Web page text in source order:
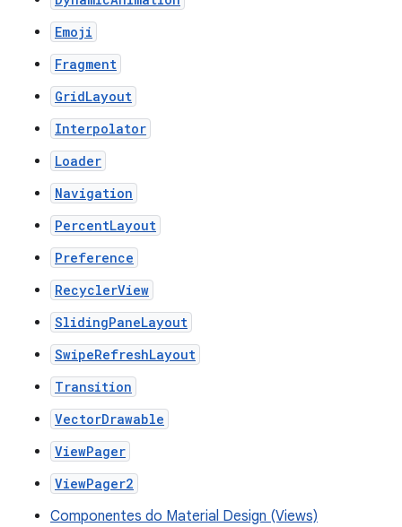
Emoji
Fragment
GridLayout
Interpolator
Loader
Navigation
PercentLayout
Preference
RecyclerView
SlidingPaneLayout
SwipeRefreshLayout
Transition
VectorDrawable
ViewPager
ViewPager2
Componentes do Material Design (Views)